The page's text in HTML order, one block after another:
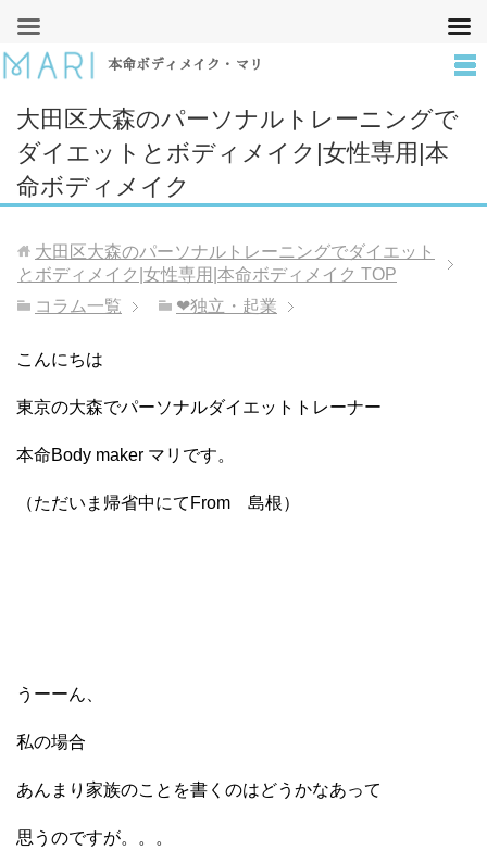
本命ボディメイク・マリ
大田区大森のパーソナルトレーニングで
ダイエットとボディメイク|女性専用|本
命ボディメイク
大田区大森のパーソナルトレーニングでダイエット
とボディメイク|女性専用|本命ボディメイク TOP
コラム一覧
❤︎独立・起業
こんにちは
東京の大森でパーソナルダイエットトレーナー
本命Body maker マリです。
（ただいま帰省中にてFrom 島根）
うーーん、
私の場合
あんまり家族のことを書くのはどうかなあって
思うのですが。。。